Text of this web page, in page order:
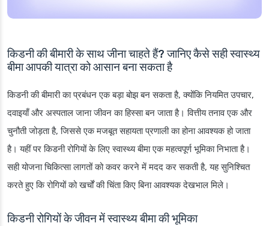
किडनी की बीमारी के साथ जीना चाहते हैं? जानिए कैसे सही स्वास्थ्य
बीमा आपकी यात्रा को आसान बना सकता है
किडनी की बीमारी का प्रबंधन एक बड़ा बोझ बन सकता है, क्योंकि नियमित उपचार,
दवाइयाँ और अस्पताल जाना जीवन का हिस्सा बन जाता है। वित्तीय तनाव एक और
चुनौती जोड़ता है, जिससे एक मजबूत सहायता प्रणाली का होना आवश्यक हो जाता
है। यहीं पर किडनी रोगियों के लिए स्वास्थ्य बीमा एक महत्वपूर्ण भूमिका निभाता है।
सही योजना चिकित्सा लागतों को कवर करने में मदद कर सकती है, यह सुनिश्चित
करते हुए कि रोगियों को खर्चों की चिंता किए बिना आवश्यक देखभाल मिले।
किडनी रोगियों के जीवन में स्वास्थ्य बीमा की भूमिका